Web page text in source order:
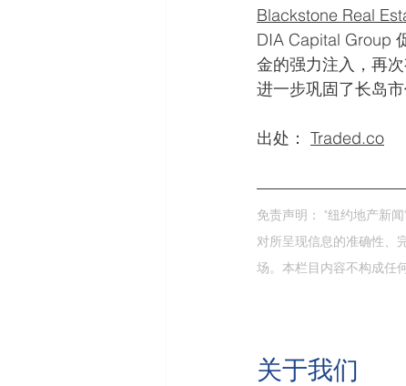
Blackstone Real
DIA Capital Group
金的强力注入，再
进一步巩固了长岛
出处： Traded.co
免责声明： "纽约地产新
对所呈现信息的准确性、
场。本栏目内容不构成任
关于我们